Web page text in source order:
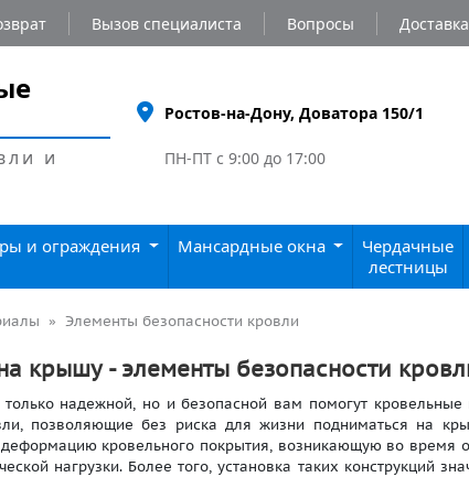
Вызов специалиста Вопросы Доставка
и
Ростов-на-Дону, Доватора 150/1
ПН-ПТ с 9:00 до 17:00
и ограждения Мансардные окна
Чердачные
лестницы
Элементы безопасности кровли
крышу - элементы безопасности
надежной, но и безопасной вам помогут кровельные
позволяющие без риска для жизни подниматься на
кровельного покрытия, возникающую во время
нагрузки. Более того, установка таких конструкций